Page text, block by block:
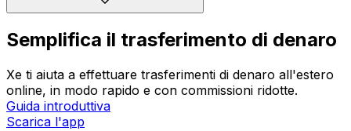
Semplifica il trasferimento di denaro
Xe ti aiuta a effettuare trasferimenti di denaro all'estero
online, in modo rapido e con commissioni ridotte.
Guida introduttiva
Scarica l'app